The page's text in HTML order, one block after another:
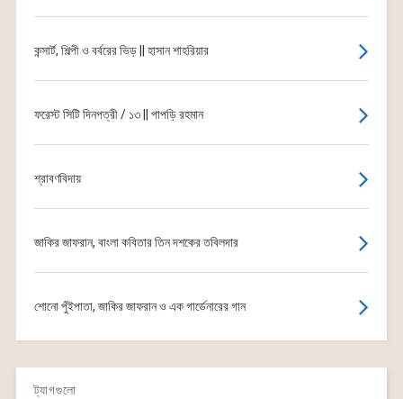
কন্সার্ট, শিল্পী ও বর্বরের ভিড় || হাসান শাহরিয়ার
ফরেস্ট সিটি দিনপত্রী / ১৩ || পাপড়ি রহমান
শ্রাবণবিদায়
জাকির জাফরান, বাংলা কবিতার তিন দশকের তবিলদার
শোনো পুঁইপাতা, জাকির জাফরান ও এক গার্ডেনারের গান
ট্যাগগুলো